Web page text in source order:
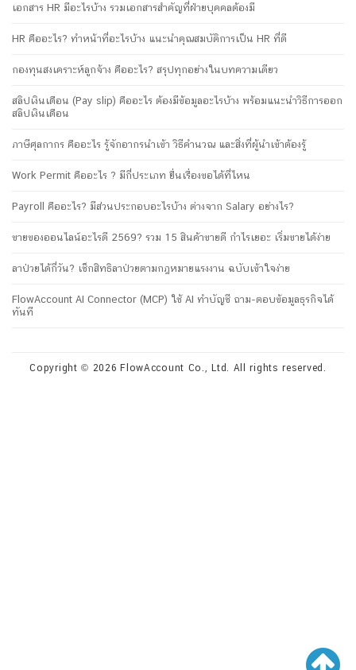
เอกสาร HR มีอะไรบ้าง รวมเอกสารสำคัญที่ฝ่ายบุคคลต้องมี
HR คืออะไร? ทำหน้าที่อะไรบ้าง แนะนำคุณสมบัติการเป็น HR ที่ดี
กองทุนสงเคราะห์ลูกจ้าง คืออะไร? สรุปทุกอย่างในบทความเดียว
สลิปเงินเดือน (Pay slip) คืออะไร ต้องมีข้อมูลอะไรบ้าง พร้อมแนะนำวิธีการออก
สลิปเงินเดือน
ภาษีศุลกากร คืออะไร รู้จักอากรนำเข้า วิธีคำนวณ และสิ่งที่ผู้นำเข้าต้องรู้
Work Permit คืออะไร ? มีกี่ประเภท ยื่นเรื่องขอได้ที่ไหน
Payroll คืออะไร? มีส่วนประกอบอะไรบ้าง ต่างจาก Salary อย่างไร?
ขายของออนไลน์อะไรดี 2569? รวม 15 สินค้าขายดี กำไรเยอะ เริ่มขายได้ง่าย
ลาป่วยได้กี่วัน? เช็กสิทธิลาป่วยตามกฎหมายแรงงาน ฉบับเข้าใจง่าย
FlowAccount AI Connector (MCP) ใช้ AI ทำบัญชี ถาม-ตอบข้อมูลธุรกิจได้
ทันที
Copyright © 2026 FlowAccount Co., Ltd. All rights reserved.